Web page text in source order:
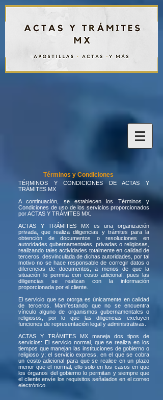
Términos y Condiciones
TÉRMINOS Y CONDICIONES DE ACTAS Y
TRÁMITES MX
A continuación, se establecen los Términos y
Condiciones de uso de los servicios proporcionados
por ACTAS Y TRÁMITES MX.
ACTAS Y TRÁMITES MX es una organización
privada, que realiza diligencias y trámites para la
obtención de documentos o resoluciones en
autoridades gubernamentales, privadas o religiosas,
realizando tales actividades totalmente en calidad de
terceros, desvinculada de dichas autoridades, por tal
motivo no se hace responsable de corregir datos o
diferencias de documentos, a menos de que la
situación lo permita con costo adicional, pues las
diligencias se realizan con la información
proporcionada por el cliente.
El servicio que se otorga es únicamente en calidad
de terceros. Manifestando que no se encuentra
vínculo alguno de organismos gubernamentales o
religiosos, por lo que las diligencias excluyen
funciones de representación legal y administrativas.
ACTAS Y TRÁMITES MX maneja dos tipos de
servicios: El servicio normal, que se realiza en los
tiempos que manejan las instituciones de gobierno o
religioso y; el servicio express, en el que se cobra
un costo adicional para que se realice en un plazo
menor que el normal, ello solo en los casos en que
los órganos del gobierno lo permitan y siempre que
el cliente envíe los requisitos señalados en el correo
electrónico.